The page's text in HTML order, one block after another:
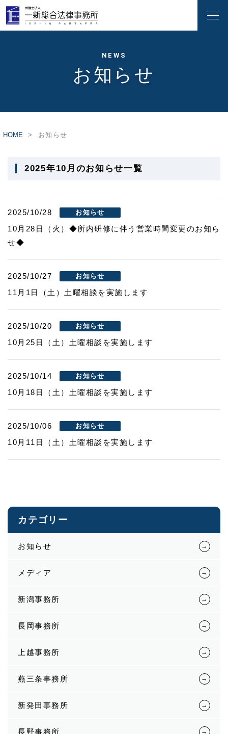
NEWS
お知らせ
HOME お知らせ
2025年10月のお知らせ一覧
2025/10/28 お知らせ
10月28日（火）◆所内研修に伴う営業時間変更のお知ら
せ◆​
2025/10/27 お知らせ
11月1日（土）土曜相談を実施します
2025/10/20 お知らせ
10月25日（土）土曜相談を実施します
2025/10/14 お知らせ
10月18日（土）土曜相談を実施します
2025/10/06 お知らせ
10月11日（土）土曜相談を実施します
カテゴリー
お知らせ
メディア
新潟事務所
長岡事務所
上越事務所
燕三条事務所
新発田事務所
長野事務所